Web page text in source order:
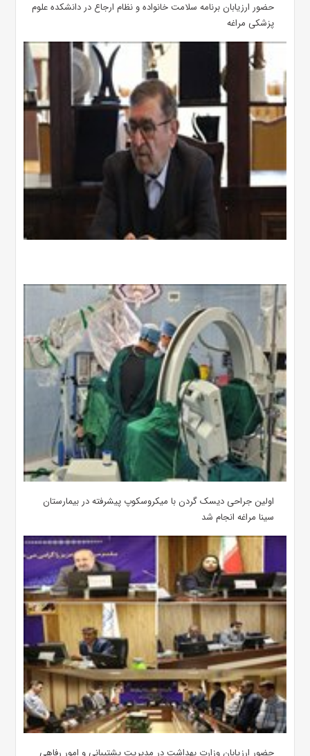
حضور ارزیابان برنامه سلامت خانواده و نظام ارجاع در دانشکده علوم
پزشکی مراغه
اولین جراحی دیسک گردن با میکروسکوپ پیشرفته در بیمارستان
سینا مراغه انجام شد
حضور ارزیابان وزارت بهداشت در مدیریت پشتیبانی و امور رفاهی